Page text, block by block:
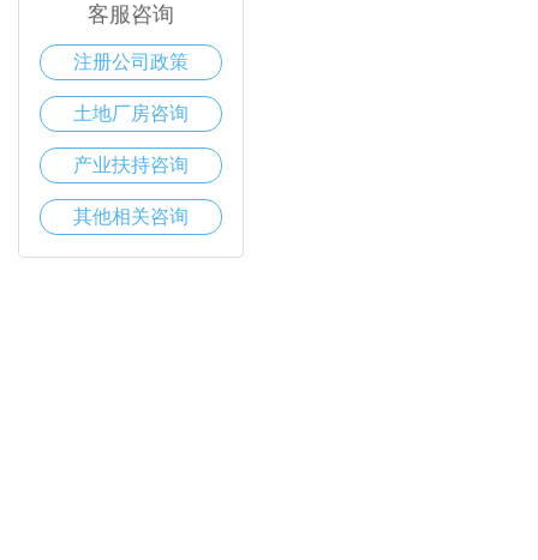
客服咨询
注册公司政策
土地厂房咨询
产业扶持咨询
其他相关咨询